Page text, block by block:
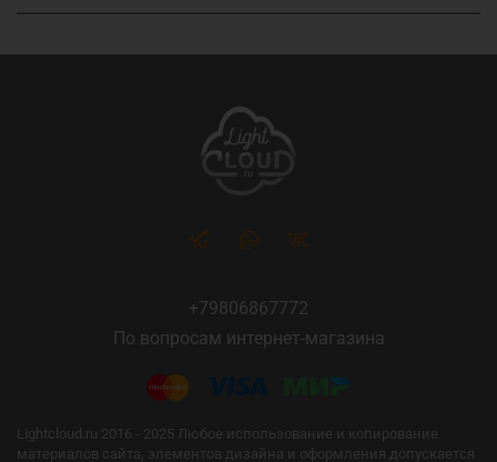
+79806867772
По вопросам интернет-магазина
Lightcloud.ru 2016 - 2025 Любое использование и копирование
материалов сайта, элементов дизайна и оформления допускается